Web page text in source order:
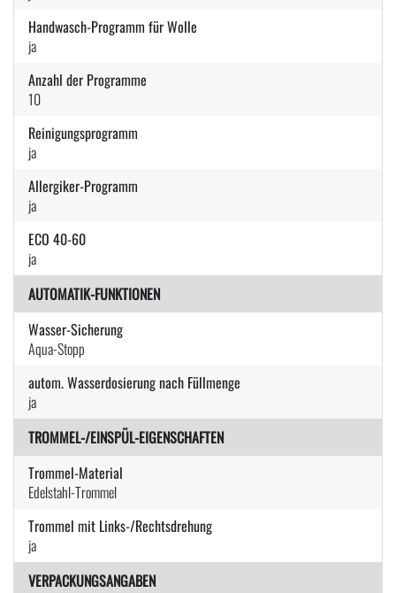
Handwasch-Programm für Wolle
ja
Anzahl der Programme
10
Reinigungsprogramm
ja
Allergiker-Programm
ja
ECO 40-60
ja
AUTOMATIK-FUNKTIONEN
Wasser-Sicherung
Aqua-Stopp
autom. Wasserdosierung nach Füllmenge
ja
TROMMEL-/EINSPÜL-EIGENSCHAFTEN
Trommel-Material
Edelstahl-Trommel
Trommel mit Links-/Rechtsdrehung
ja
VERPACKUNGSANGABEN